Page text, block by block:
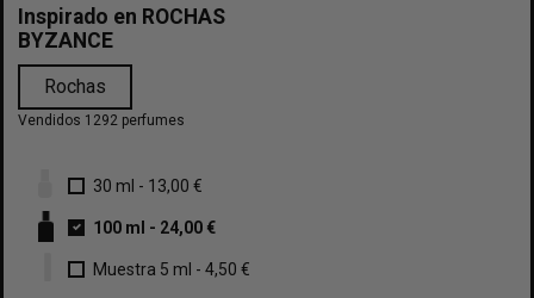
Inspirado en ROCHAS
BYZANCE
Rochas
Vendidos 1292 perfumes
30 ml - 13,00 €
100 ml - 24,00 €
Muestra 5 ml - 4,50 €